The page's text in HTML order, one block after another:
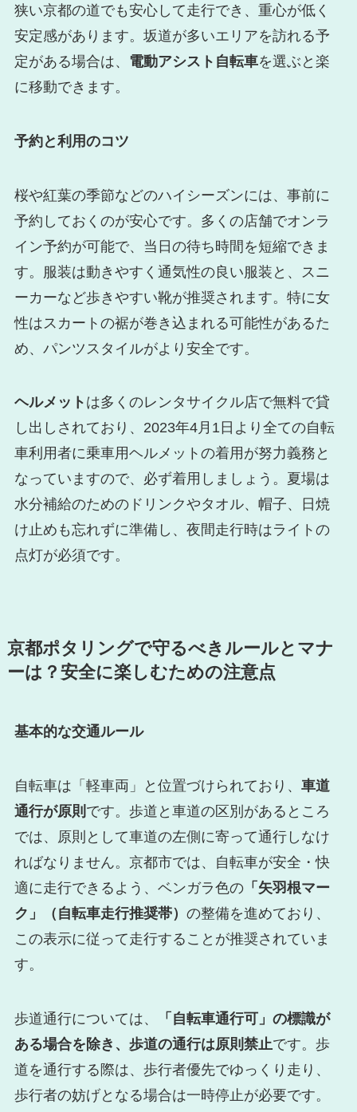
狭い京都の道でも安心して走行でき、重心が低く
安定感があります。坂道が多いエリアを訪れる予
定がある場合は、 電動アシスト自転車を選ぶと楽
に移動できます。
予約と利用のコツ
桜や紅葉の季節などのハイシーズンには、事前に
予約しておくのが安心です。多くの店舗でオンラ
イン予約が可能で、当日の待ち時間を短縮できま
す。服装は動きやすく通気性の良い服装と、スニ
ーカーなど歩きやすい靴が推奨されます。特に女
性はスカートの裾が巻き込まれる可能性があるた
め、パンツスタイルがより安全です。
ヘルメット は多くのレンタサイクル店で無料で貸
し出しされており、2023年4月1日より全ての自転
車利用者に乗車用ヘルメットの着用が努力義務と
なっていますので、必ず着用しましょう。夏場は
水分補給のためのドリンクやタオル、帽子、日焼
け止めも忘れずに準備し、夜間走行時はライトの
点灯が必須です。
京都ポタリングで守るべきルールとマナ
ーは？安全に楽しむための注意点
基本的な交通ルール
自転車は「軽車両」と位置づけられており、 車道
通行が原則 です。歩道と車道の区別があるところ
では、原則として車道の左側に寄って通行しなけ
ればなりません。京都市では、自転車が安全・快
適に走行できるよう、ベンガラ色の「矢羽根マー
ク」（自転車走行推奨帯） の整備を進めており、
この表示に従って走行することが推奨されていま
す。
歩道通行については、
「自転車通行可」の標識が
ある場合を除き、歩道の通行は原則禁止です。歩
道を通行する際は、歩行者優先でゆっくり走り、
歩行者の妨げとなる場合は一時停止が必要です。